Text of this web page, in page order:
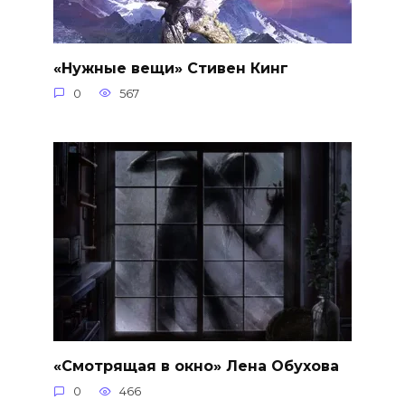
«Нужные вещи» Стивен Кинг
0 567
«Смотрящая в окно» Лена Обухова
0 466